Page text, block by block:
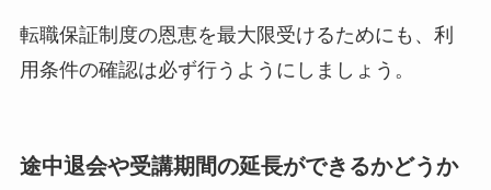
転職保証制度の恩恵を最大限受けるためにも、利
用条件の確認は必ず行うようにしましょう。
途中退会や受講期間の延長ができるかどうか